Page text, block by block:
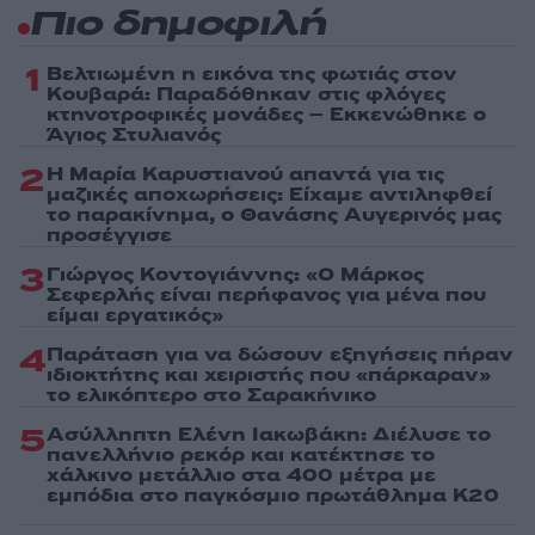
Πιο δημοφιλή
1 Βελτιωμένη η εικόνα της φωτιάς στον
Κουβαρά: Παραδόθηκαν στις φλόγες
κτηνοτροφικές μονάδες – Εκκενώθηκε ο
Άγιος Στυλιανός
2Η Μαρία Καρυστιανού απαντά για τις
μαζικές αποχωρήσεις: Είχαμε αντιληφθεί
το παρακίνημα, ο Θανάσης Αυγερινός μας
προσέγγισε
3Γιώργος Κοντογιάννης: «Ο Μάρκος
Σεφερλής είναι περήφανος για μένα που
είμαι εργατικός»
4Παράταση για να δώσουν εξηγήσεις πήραν
ιδιοκτήτης και χειριστής που «πάρκαραν»
το ελικόπτερο στο Σαρακήνικο
5Ασύλληπτη Ελένη Ιακωβάκη: Διέλυσε το
πανελλήνιο ρεκόρ και κατέκτησε το
χάλκινο μετάλλιο στα 400 μέτρα με
εμπόδια στο παγκόσμιο πρωτάθλημα Κ20